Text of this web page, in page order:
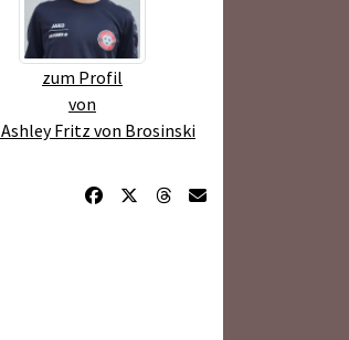
zum Profil
von
Fritz von Brosinski